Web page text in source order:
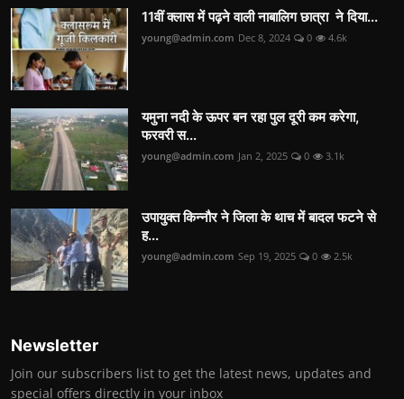
11वीं क्लास में पढ़ने वाली नाबालिग छात्रा ने दिया...
young@admin.com Dec 8, 2024 0 4.6k
यमुना नदी के ऊपर बन रहा पुल दूरी कम करेगा,
फरवरी स...
young@admin.com Jan 2, 2025 0 3.1k
उपायुक्त किन्नौर ने जिला के थाच में बादल फटने से
ह...
young@admin.com Sep 19, 2025 0 2.5k
Newsletter
Join our subscribers list to get the latest news, updates and
special offers directly in your inbox